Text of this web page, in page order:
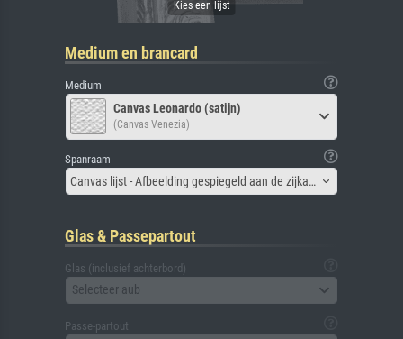
Medium en brancard
Medium
Canvas Leonardo (satijn)
(Canvas Venezia)
Spanraam
Canvas lijst - Afbeelding gespiegeld aan de zijkant
Glas & Passepartout
Glas (inclusief achterbord)
Selecteer aub
Passe-partout